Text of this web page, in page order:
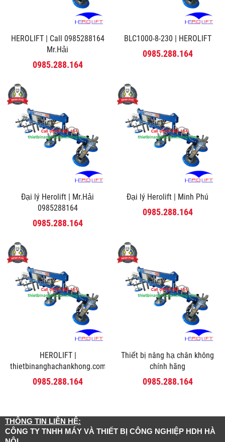
HEROLIFT | Call 0985288164
Mr.Hải
0985.288.164
BLC1000-8-230 | HEROLIFT
0985.288.164
Đại lý Herolift | Mr.Hải
0985288164
0985.288.164
Đại lý Herolift | Minh Phú
0985.288.164
HEROLIFT |
thietbinanghachankhong.com
0985.288.164
Thiết bị nâng hạ chân không
chính hãng
0985.288.164
THÔNG TIN LIÊN HỆ:
CÔNG TY TNHH MÁY VÀ THIẾT BỊ CÔNG NGHIỆP HDH HÀ